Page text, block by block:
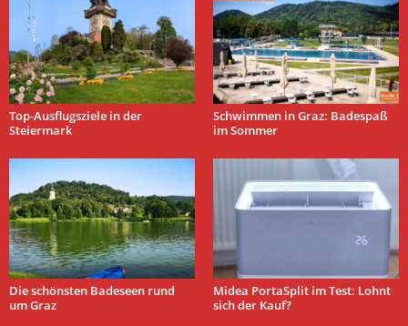
Top-Ausflugsziele in der
Steiermark
Schwimmen in Graz: Badespaß
im Sommer
Die schönsten Badeseen rund
um Graz
Midea PortaSplit im Test: Lohnt
sich der Kauf?